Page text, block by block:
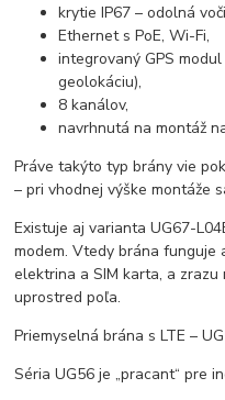
krytie IP67 – odolná
Ethernet s PoE, Wi-Fi,
integrovaný GPS
geolokáciu),
8 kanálov,
navrhnutá na montáž
Práve takýto typ brány vie
– pri vhodnej výške montáže
Existuje aj varianta UG67-
modem. Vtedy brána funguje
elektrina a SIM karta, a
uprostred poľa.
Priemyselná brána s LTE –
Séria UG56 je „pracant“ pre